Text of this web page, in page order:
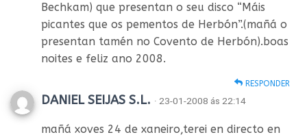
Bechkam) que presentan o seu disco “Máis
picantes que os pementos de Herbón”.(mañá o
presentan tamén no Covento de Herbón).boas
noites e feliz ano 2008.
RESPONDER
DANIEL SEIJAS S.L. · 23-01-2008 ás 22:14
mañá xoves 24 de xaneiro,terei en directo en